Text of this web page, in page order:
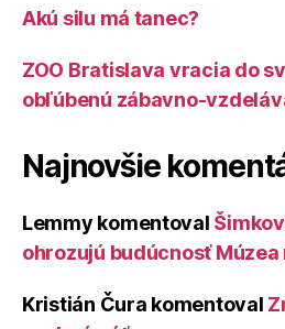
Akú silu má tanec?
ZOO Bratislava vracia do
obľúbenú zábavno-
Najnovšie
Lemmy komentoval
ohrozujú budúcnosť
Kristián Čura komentoval